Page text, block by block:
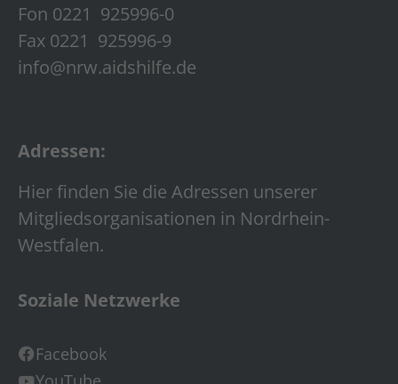
Fon 0221 925996-0
Fax 0221 925996-9
info@nrw.aidshilfe.de
Adressen:
Hier finden Sie die Adressen unserer
Mitgliedsorganisationen in Nordrhein-
Westfalen.
Soziale Netzwerke
Facebook